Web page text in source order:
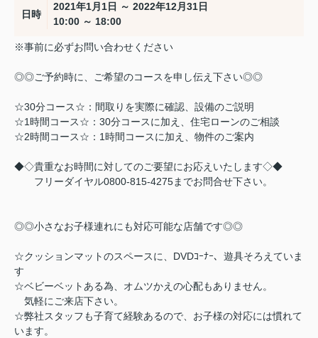
日時
2021年1月1日 ～ 2022年12月31日
10:00 ～ 18:00
※事前に必ずお問い合わせください
◎◎ご予約時に、ご希望のコースを申し伝え下さい◎◎
☆30分コース☆：間取りを実際に確認、設備のご説明
☆1時間コース☆：30分コースに加え、住宅ローンのご相談
☆2時間コース☆：1時間コースに加え、物件のご案内
◆◇貴重なお時間に対してのご要望にお応えいたします◇◆
フリーダイヤル0800-815-4275までお問合せ下さい。
◎◎小さなお子様連れにも対応可能な店舗です◎◎
☆クッションマットのスペースに、DVDｺｰﾅｰ、遊具そろえていま
す
☆ベビーベットある為、オムツかえの心配もありません。
気軽にご来店下さい。
☆弊社スタッフも子育て経験あるので、お子様の対応には慣れて
います。